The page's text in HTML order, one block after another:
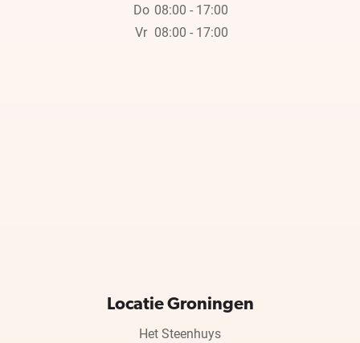
Do 08:00 - 17:00
Vr 08:00 - 17:00
Locatie Groningen
Het Steenhuys